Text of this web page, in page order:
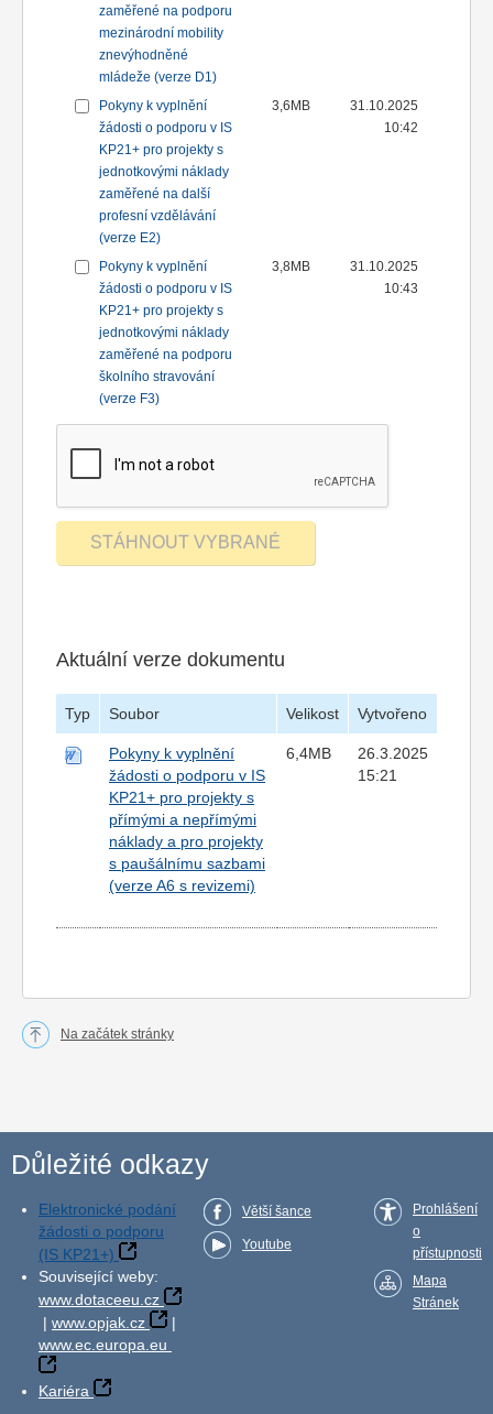
zaměřené na podporu
mezinárodní mobility
znevýhodněné
mládeže (verze D1)
Pokyny k vyplnění
žádosti o podporu v IS
KP21+ pro projekty s
jednotkovými náklady
zaměřené na další
profesní vzdělávání
(verze E2)
3,6MB
31.10.2025
10:42
Pokyny k vyplnění
žádosti o podporu v IS
KP21+ pro projekty s
jednotkovými náklady
zaměřené na podporu
školního stravování
(verze F3)
3,8MB
31.10.2025
10:43
Aktuální verze dokumentu
Typ Soubor Velikost Vytvořeno
Pokyny k vyplnění
žádosti o podporu v IS
KP21+ pro projekty s
přímými a nepřímými
náklady a pro projekty
s paušálnímu sazbami
(verze A6 s revizemi)
6,4MB
26.3.2025
15:21
Na začátek stránky
Důležité odkazy
Elektronické podání
žádosti o podporu
(IS KP21+)
Související weby:
www.dotaceeu.cz
| www.opjak.cz
|
www.ec.europa.eu
Kariéra
Větší šance
Youtube
Prohlášení
o
přístupnosti
Mapa
Stránek